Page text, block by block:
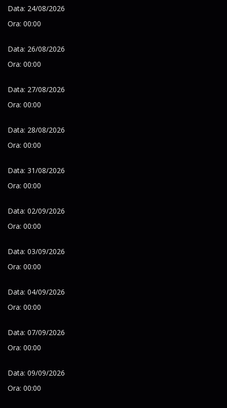
Data: 24/08/2026
Ora: 00:00
Data: 26/08/2026
Ora: 00:00
Data: 27/08/2026
Ora: 00:00
Data: 28/08/2026
Ora: 00:00
Data: 31/08/2026
Ora: 00:00
Data: 02/09/2026
Ora: 00:00
Data: 03/09/2026
Ora: 00:00
Data: 04/09/2026
Ora: 00:00
Data: 07/09/2026
Ora: 00:00
Data: 09/09/2026
Ora: 00:00